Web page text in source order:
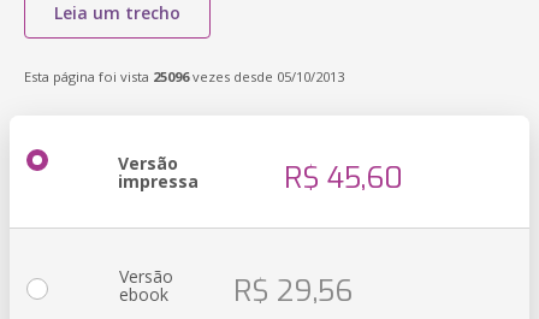
Leia um trecho
Esta página foi vista 25096vezes desde 05/10/2013
Versão
impressa R$ 45,60
Versão
ebook R$ 29,56